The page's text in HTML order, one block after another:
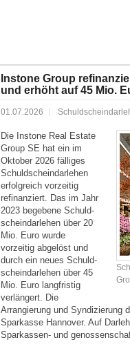
Instone Group
und erhöht auf 45 Mio.
01.07.2026
Die Instone Real Estate
Group SE hat ein im
Oktober 2026 fälliges
Schuld­schein­darlehen
erfolg­reich vor­zeitig
refinan­ziert. Das im Jahr
2023 begebene Schuld­
schein­darlehen über 20
Mio. Euro wurde
vorzeitig abgelöst und
durch ein neues Schuld­
schein­darlehen über 45
Mio. Euro langfristig
verlängert. Die
Arrangierung und Syndizierung
Sparkasse Hannover. Auf
Sparkassen- und